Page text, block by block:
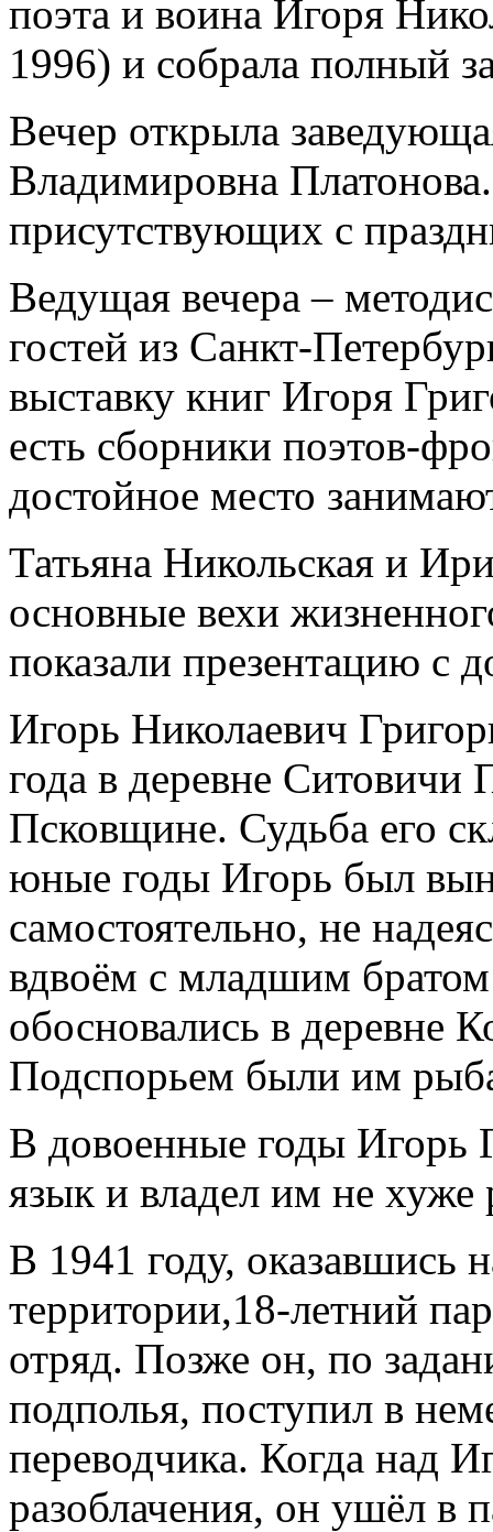
поэта и воина Игоря
1996) и собрала полный
Вечер открыла
Владимировна
присутствующих с
Ведущая вечера –
гостей из Санкт-
выставку книг Игоря
есть сборники поэтов-
достойное место
Татьяна Никольская и
основные вехи
показали презентацию с
Игорь Николаевич
года в деревне Ситовичи
Псковщине. Судьба его
юные годы Игорь был
самостоятельно, не
вдвоём с младшим
обосновались в деревне
Подспорьем были им
В довоенные годы Игорь
язык и владел им не хуже
В 1941 году, оказавшись
территории,18-летний
отряд. Позже он, по
подполья, поступил в
переводчика. Когда над
разоблачения, он ушёл в